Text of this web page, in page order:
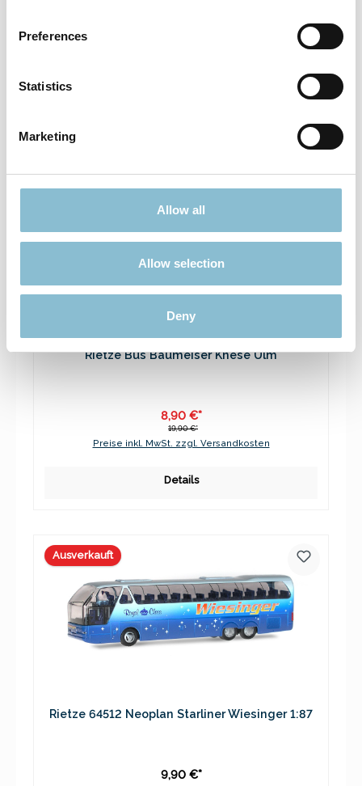
Preferences
Statistics
Marketing
Allow all
Allow selection
Deny
Rietze Bus Baumeiser Knese Ulm
8,90 €*
19,90 €*
Preise inkl. MwSt. zzgl. Versandkosten
Details
Ausverkauft
Rietze 64512 Neoplan Starliner Wiesinger 1:87
9,90 €*